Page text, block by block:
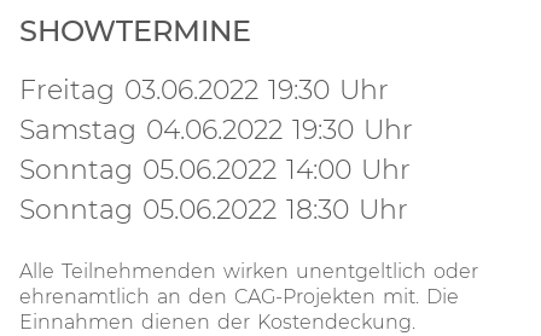
SHOWTERMINE
Freitag 03.06.2022 19:30 Uhr
Samstag 04.06.2022 19:30 Uhr
Sonntag 05.06.2022 14:00 Uhr
Sonntag 05.06.2022 18:30 Uhr
Alle Teilnehmenden wirken unentgeltlich oder
ehrenamtlich an den CAG-Projekten mit. Die
Einnahmen dienen der Kostendeckung.